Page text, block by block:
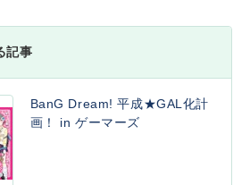
記事
BanG Dream! 平成★GAL化計
画！ in ゲーマーズ